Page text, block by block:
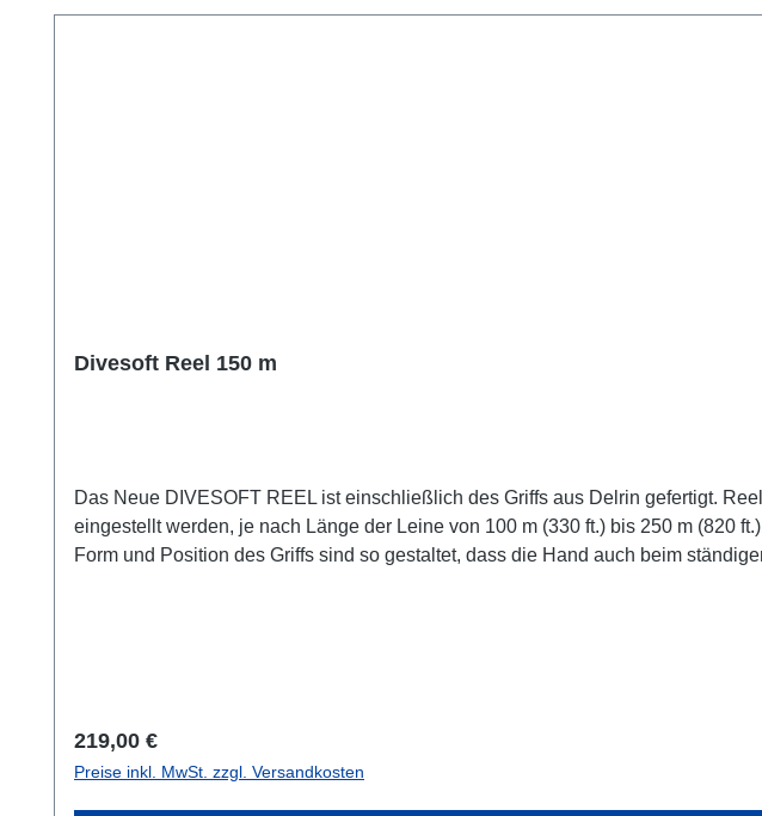
Divesoft Reel 150 m
Das Neue DIVESOFT REEL ist einschließlich des Griffs aus Delrin gefertigt.
eingestellt werden, je nach Länge der Leine von 100 m (330 ft.) bis 250 m (820
Form und Position des Griffs sind so gestaltet, dass die Hand auch beim
Regulärer Preis:
219,00 €
Preise inkl. MwSt. zzgl. Versandkosten